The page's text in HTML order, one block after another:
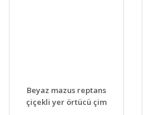
Beyaz mazus reptans
çiçekli yer örtücü çim